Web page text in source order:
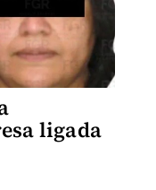
ligada